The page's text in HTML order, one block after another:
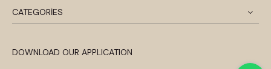
CATEGORİES
DOWNLOAD OUR APPLICATION